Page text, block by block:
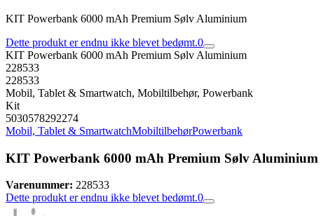
KIT Powerbank 6000 mAh Premium Sølv Aluminium
Dette produkt er endnu ikke blevet bedømt.0
KIT Powerbank 6000 mAh Premium Sølv Aluminium
228533
228533
Mobil, Tablet & Smartwatch, Mobiltilbehør, Powerbank
Kit
5030578292274
Mobil, Tablet & SmartwatchMobiltilbehørPowerbank
KIT Powerbank 6000 mAh Premium Sølv Aluminium
Varenummer: 228533
Dette produkt er endnu ikke blevet bedømt.0